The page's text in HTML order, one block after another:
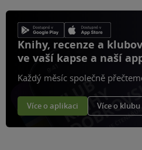
Knihy, recenze a
ve vaší kapse a naší
Každý měsíc společně
Více o aplikaci Více o klubu